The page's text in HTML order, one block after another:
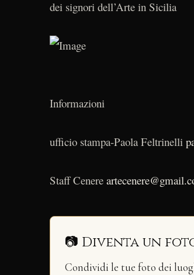
dei signori dell’Arte in Sicilia
Informazioni
ufficio stampa-Paola Feltrinelli
Staff Cenere
📷 Diventa un
Condividi le tue foto dei